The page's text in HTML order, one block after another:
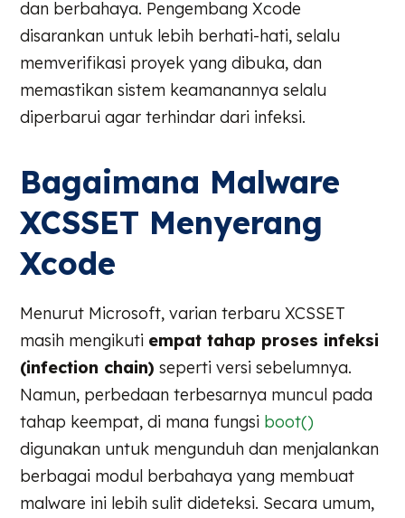
dan berbahaya. Pengembang Xcode
disarankan untuk lebih berhati-hati, selalu
memverifikasi proyek yang dibuka, dan
memastikan sistem keamanannya selalu
diperbarui agar terhindar dari infeksi.
Bagaimana Malware
XCSSET Menyerang
Xcode
Menurut Microsoft, varian terbaru XCSSET
masih mengikuti empat tahap proses infeksi
(infection chain) seperti versi sebelumnya.
Namun, perbedaan terbesarnya muncul pada
tahap keempat, di mana fungsi boot()
digunakan untuk mengunduh dan menjalankan
berbagai modul berbahaya yang membuat
malware ini lebih sulit dideteksi. Secara umum,